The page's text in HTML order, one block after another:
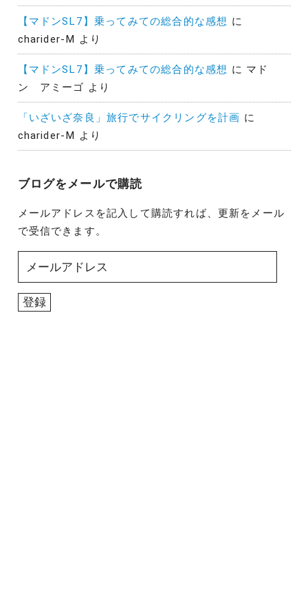
【マドンSL7】乗ってみての総合的な感想 に
charider-M より
【マドンSL7】乗ってみての総合的な感想 に マド
ン アミーゴ より
「いざいざ奈良」旅行でサイクリングを計画 に
charider-M より
ブログをメールで購読
メールアドレスを記入して購読すれば、更新をメール
で受信できます。
ル
ア
登録